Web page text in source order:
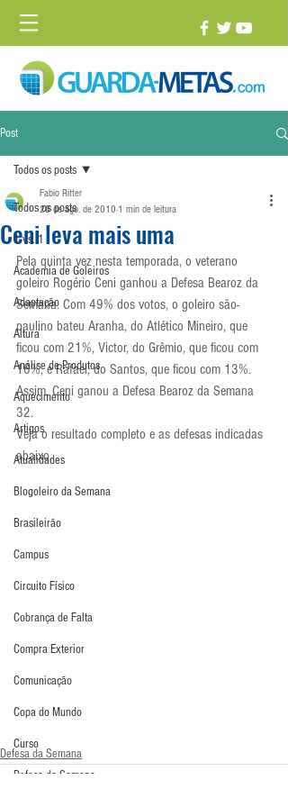
Post
Todos os posts
1 vs. 1
Academia de Goleiros
Adaptação
Altura
Análise de Produtos
Aquecimento
Artigos
Atualidades
Blogoleiro da Semana
Brasileirão
Campus
Circuito Físico
Cobrança de Falta
Compra Exterior
Comunicação
Copa do Mundo
Curso
Defesa da Semana
Todos os posts
Ceni leva mais uma
Fabio Ritter
28 de ago. de 2010 1 min de leitura
Pela quinta vez nesta temporada, o veterano
goleiro Rogério Ceni ganhou a Defesa Bearoz da
Semana. Com 49% dos votos, o goleiro são-
paulino bateu Aranha, do Atlético Mineiro, que
ficou com 21%, Victor, do Grêmio, que ficou com
16%, e Rafael, do Santos, que ficou com 13%.
Assim, Ceni ganou a Defesa Bearoz da Semana
32.
Veja o resultado completo e as defesas indicadas
abaixo.
Defesa da Semana